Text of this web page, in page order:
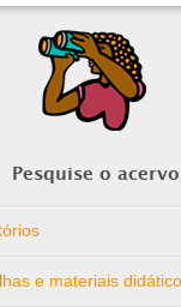
Pesquise o acervo
e materiais